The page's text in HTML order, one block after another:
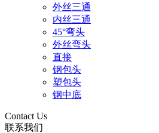
外丝三通
内丝三通
45°弯头
外丝弯头
直接
钢包头
塑包头
钢中底
Contact Us
联系我们